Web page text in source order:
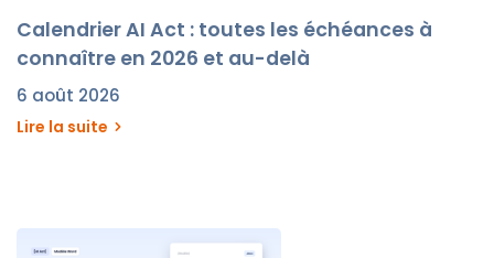
Calendrier AI Act : toutes les échéances à
connaître en 2026 et au-delà
6 août 2026
Lire la suite